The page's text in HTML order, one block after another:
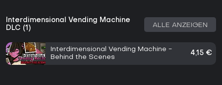
Interdimensional Vending Machine
DLC (1)
ALLE ANZEIGEN
Interdimensional Vending Machine -
Behind the Scenes
4,15 €